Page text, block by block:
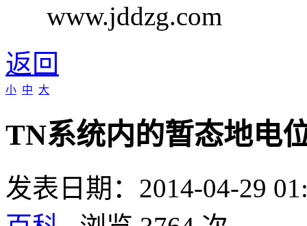
www.jddzg.com
返回
小 中 大
TN系统内的暂态地电
发表日期：2014-04-29